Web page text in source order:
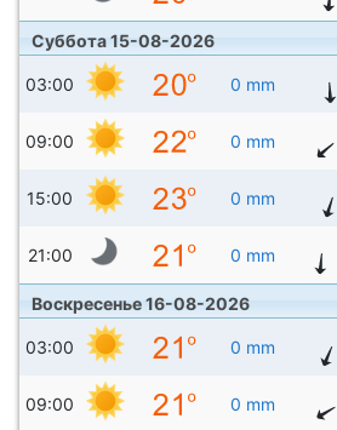
Суббота 15-08-2026
03:00 0 mm
09:00 0 mm
15:00 0 mm
21:00 0 mm
Воскресенье 16-08-2026
03:00 0 mm
09:00 0 mm